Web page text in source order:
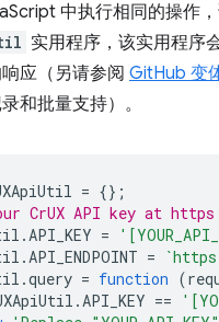
中执行相同的操作
实用程序，该实用程序
应（另请参阅 GitHub 变
和批量支持）。
= {};
CrUX API key at
.API_KEY =
.API_ENDPOINT =
.query = function (
.API_KEY ==